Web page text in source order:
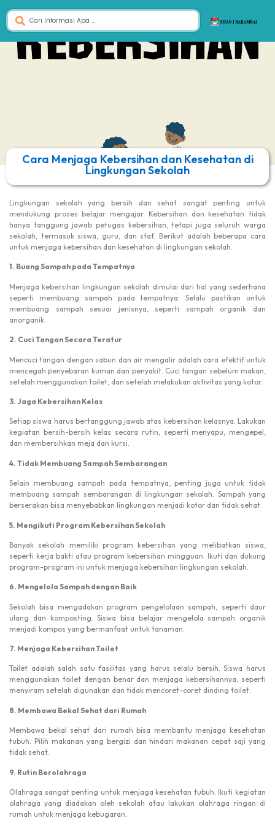
Cara Menjaga Kebersihan dan Kesehatan di
Lingkungan Sekolah
Lingkungan sekolah yang bersih dan sehat sangat penting untuk
mendukung proses belajar mengajar. Kebersihan dan kesehatan tidak
hanya tanggung jawab petugas kebersihan, tetapi juga seluruh warga
sekolah, termasuk siswa, guru, dan staf. Berikut adalah beberapa cara
untuk menjaga kebersihan dan kesehatan di lingkungan sekolah.
1. Buang Sampah pada Tempatnya
Menjaga kebersihan lingkungan sekolah dimulai dari hal yang sederhana
seperti membuang sampah pada tempatnya. Selalu pastikan untuk
membuang sampah sesuai jenisnya, seperti sampah organik dan
anorganik.
2. Cuci Tangan Secara Teratur
Mencuci tangan dengan sabun dan air mengalir adalah cara efektif untuk
mencegah penyebaran kuman dan penyakit. Cuci tangan sebelum makan,
setelah menggunakan toilet, dan setelah melakukan aktivitas yang kotor.
3. Jaga Kebersihan Kelas
Setiap siswa harus bertanggung jawab atas kebersihan kelasnya. Lakukan
kegiatan bersih-bersih kelas secara rutin, seperti menyapu, mengepel,
dan membersihkan meja dan kursi.
4. Tidak Membuang Sampah Sembarangan
Selain membuang sampah pada tempatnya, penting juga untuk tidak
membuang sampah sembarangan di lingkungan sekolah. Sampah yang
berserakan bisa menyebabkan lingkungan menjadi kotor dan tidak sehat.
5. Mengikuti Program Kebersihan Sekolah
Banyak sekolah memiliki program kebersihan yang melibatkan siswa,
seperti kerja bakti atau program kebersihan mingguan. Ikuti dan dukung
program-program ini untuk menjaga kebersihan lingkungan sekolah.
6. Mengelola Sampah dengan Baik
Sekolah bisa mengadakan program pengelolaan sampah, seperti daur
ulang dan komposting. Siswa bisa belajar mengelola sampah organik
menjadi kompos yang bermanfaat untuk tanaman.
7. Menjaga Kebersihan Toilet
Toilet adalah salah satu fasilitas yang harus selalu bersih. Siswa harus
menggunakan toilet dengan benar dan menjaga kebersihannya, seperti
menyiram setelah digunakan dan tidak mencoret-coret dinding toilet.
8. Membawa Bekal Sehat dari Rumah
Membawa bekal sehat dari rumah bisa membantu menjaga kesehatan
tubuh. Pilih makanan yang bergizi dan hindari makanan cepat saji yang
tidak sehat.
9. Rutin Berolahraga
Olahraga sangat penting untuk menjaga kesehatan tubuh. Ikuti kegiatan
olahraga yang diadakan oleh sekolah atau lakukan olahraga ringan di
rumah untuk menjaga kebugaran.